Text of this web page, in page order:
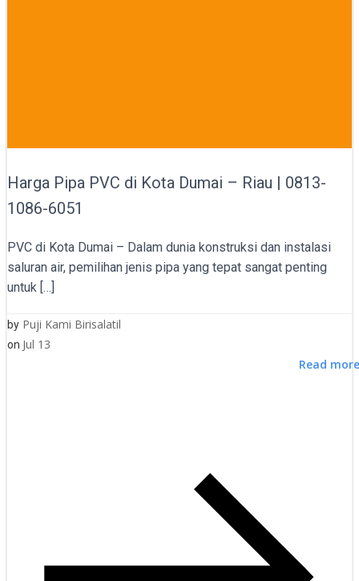
Harga Pipa PVC di Kota Dumai – Riau | 0813-
1086-6051
PVC di Kota Dumai – Dalam dunia konstruksi dan instalasi
saluran air, pemilihan jenis pipa yang tepat sangat penting
untuk […]
by Puji Kami Birisalatil
on Jul 13
Read more